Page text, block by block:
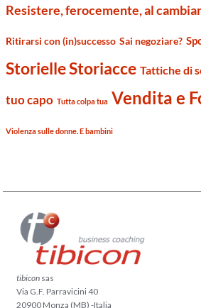
Resistere, ferocemente, al
Ritirarsi con (in)successo Sai negoziare?
Storielle Storiacce Tattiche di
tuo capo Tutta colpa tua Vendita e
Violenza sulle donne. E bambini
tibicon sas
Via G.F. Parravicini 40
20900 Monza (MB) -Italia